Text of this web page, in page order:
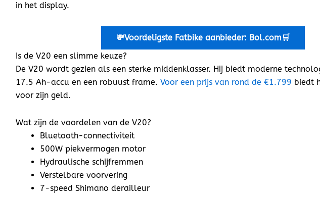
in het display.
💸Voordeligste Fatbike aanbieder: Bol.com🛒
Is de V20 een slimme keuze?
De V20 wordt gezien als een sterke middenklasser. Hij biedt moderne
17.5 Ah-accu en een robuust frame. Voor een prijs van rond de €1.799 biedt
voor zijn geld.
Wat zijn de voordelen van de V20?
Bluetooth-connectiviteit
500W piekvermogen motor
Hydraulische schijfremmen
Verstelbare voorvering
7-speed Shimano derailleur